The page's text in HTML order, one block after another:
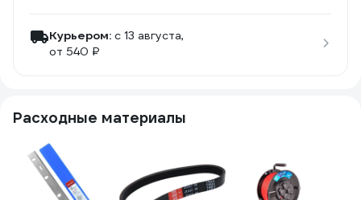
Курьером: c 13 августа,
от 540 ₽
Расходные материалы